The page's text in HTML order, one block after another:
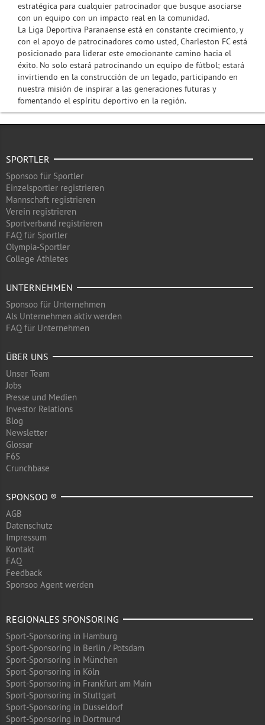
estratégica para cualquier patrocinador que busque asociarse
con un equipo con un impacto real en la comunidad.
La Liga Deportiva Paranaense está en constante crecimiento, y
con el apoyo de patrocinadores como usted, Charleston FC está
posicionado para liderar este emocionante camino hacia el
éxito. No solo estará patrocinando un equipo de fútbol; estará
invirtiendo en la construcción de un legado, participando en
nuestra misión de inspirar a las generaciones futuras y
fomentando el espíritu deportivo en la región.
SPORTLER
Sponsoo für Sportler
Einzelsportler registrieren
Mannschaft registrieren
Verein registrieren
Sportverband registrieren
FAQ für Sportler
Olympia-Sportler
College Athletes
UNTERNEHMEN
Sponsoo für Unternehmen
Als Unternehmen aktiv werden
FAQ für Unternehmen
ÜBER UNS
Unser Team
Jobs
Presse und Medien
Investor Relations
Blog
Newsletter
Glossar
F6S
Crunchbase
SPONSOO ®
AGB
Datenschutz
Impressum
Kontakt
FAQ
Feedback
Sponsoo Agent werden
REGIONALES SPONSORING
Sport-Sponsoring in Hamburg
Sport-Sponsoring in Berlin / Potsdam
Sport-Sponsoring in München
Sport-Sponsoring in Köln
Sport-Sponsoring in Frankfurt am Main
Sport-Sponsoring in Stuttgart
Sport-Sponsoring in Düsseldorf
Sport-Sponsoring in Dortmund